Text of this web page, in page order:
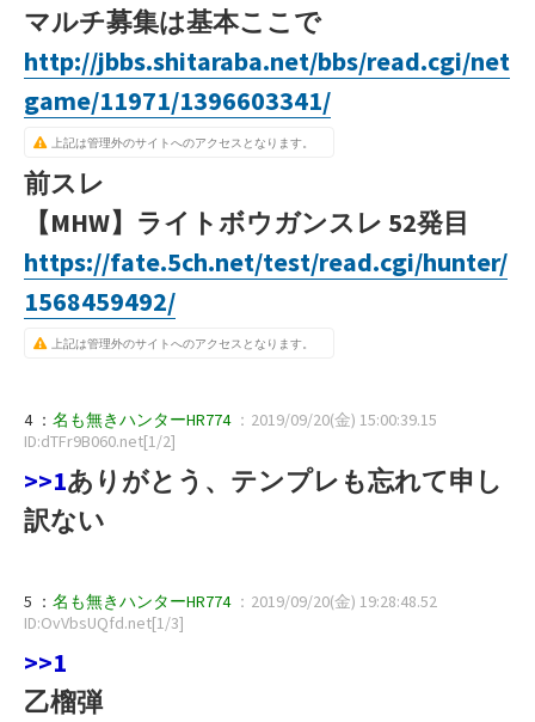
マルチ募集は基本ここで
http://jbbs.shitaraba.net/bbs/read.cgi/net
game/11971/1396603341/
上記は管理外のサイトへのアクセスとなります。
前スレ
【MHW】ライトボウガンスレ 52発目
https://fate.5ch.net/test/read.cgi/hunter/
1568459492/
上記は管理外のサイトへのアクセスとなります。
4 ： 名も無きハンターHR774 ：2019/09/20(金) 15:00:39.15
ID:dTFr9B060.net[1/2]
>>1ありがとう、テンプレも忘れて申し
訳ない
5 ： 名も無きハンターHR774 ：2019/09/20(金) 19:28:48.52
ID:OvVbsUQfd.net[1/3]
>>1
乙榴弾